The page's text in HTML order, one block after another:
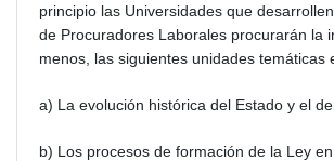
principio las Universidades que
de Procuradores Laborales procurarán la
menos, las siguientes unidades temáticas
a) La evolución histórica del Estado y el
b) Los procesos de formación de la Ley en